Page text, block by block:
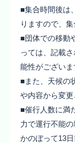
■集合時間後は
りますので、
■団体での移動
っては、記載
能性がございま
■また、天候の
や内容から変更
■催行人数に満
力で運行不能
かのぼって13